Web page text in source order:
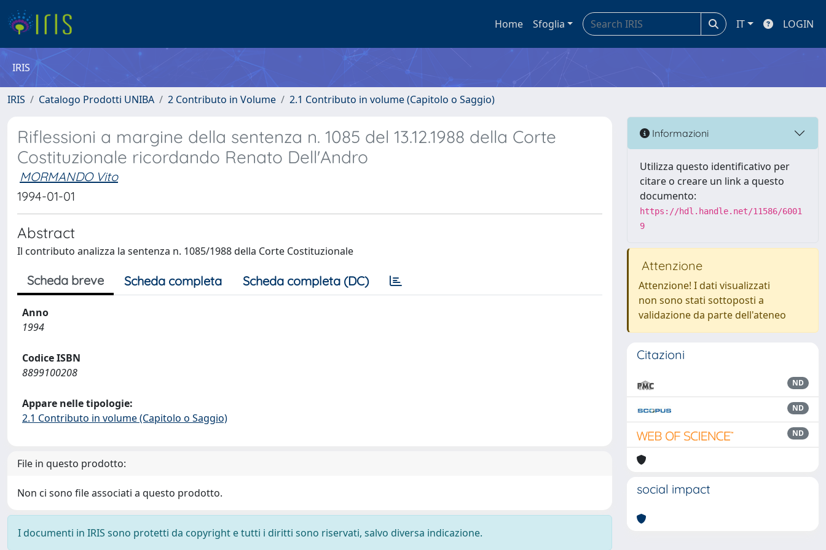
Home Sfoglia IT LOGIN
IRIS
IRIS Catalogo Prodotti UNIBA 2 Contributo in Volume 2.1 Contributo in volume (Capitolo o Saggio)
Riflessioni a margine della sentenza n. 1085 del 13.12.1988 della Corte
Costituzionale ricordando Renato Dell'Andro
MORMANDO Vito
1994-01-01
Abstract
Il contributo analizza la sentenza n. 1085/1988 della Corte Costituzionale
Scheda breve Scheda completa Scheda completa (DC)
Anno
1994
Codice ISBN
8899100208
Appare nelle tipologie:
2.1 Contributo in volume (Capitolo o Saggio)
File in questo prodotto:
Non ci sono file associati a questo prodotto.
I documenti in IRIS sono protetti da copyright e tutti i diritti sono riservati, salvo diversa indicazione.
Informazioni
Utilizza questo identificativo per
citare o creare un link a questo
documento:
https://hdl.handle.net/11586/6001
9
Attenzione
Attenzione! I dati visualizzati
non sono stati sottoposti a
validazione da parte dell'ateneo
Citazioni
ND
ND
ND
social impact